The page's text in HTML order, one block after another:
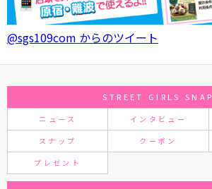
@sgs109com からのツイート
STREET GIRLS SNAP
ニュース インタビュー
スナップ クーポン
プレゼント